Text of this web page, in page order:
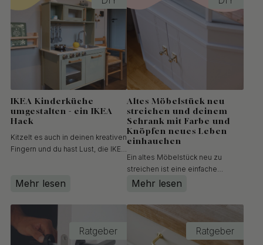
Schritt, wie du de...
IKEA Kinderküche
umgestalten - ein IKEA
Hack
Kitzelt es auch in deinen kreativen
Fingern und du hast Lust, die IKEA
umzugestalten?Es ist einfach und
der Kinder zu verschönern. Macht
daraus euer gemeinsames Pr...
Mehr lesen
Altes Möbelstück neu
streichen und deinem
Schrank mit Farbe und
Knöpfen neues Leben
einhauchen
Ein altes Möbelstück neu zu
streichen ist eine einfache
Möglichkeit, einem müden
einzuhauchen. Mit der richtigen
Farbe und stilvollen Knöpfen
kannst du ein ganz neues
Einrichtungselement schaffen,
Mehr lesen
Ratgeber Ratgeber